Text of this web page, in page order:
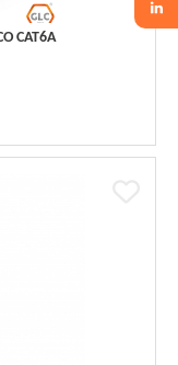
CAT6A